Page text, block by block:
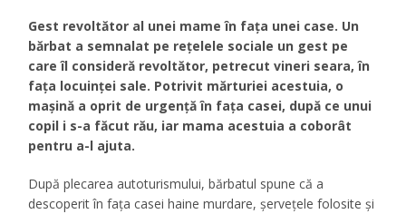
Gest revoltător al unei mame în fața unei case. Un
bărbat a semnalat pe rețelele sociale un gest pe
care îl consideră revoltător, petrecut vineri seara, în
fața locuinței sale. Potrivit mărturiei acestuia, o
mașină a oprit de urgență în fața casei, după ce unui
copil i s-a făcut rău, iar mama acestuia a coborât
pentru a-l ajuta.
După plecarea autoturismului, bărbatul spune că a
descoperit în fața casei haine murdare, șervețele folosite și